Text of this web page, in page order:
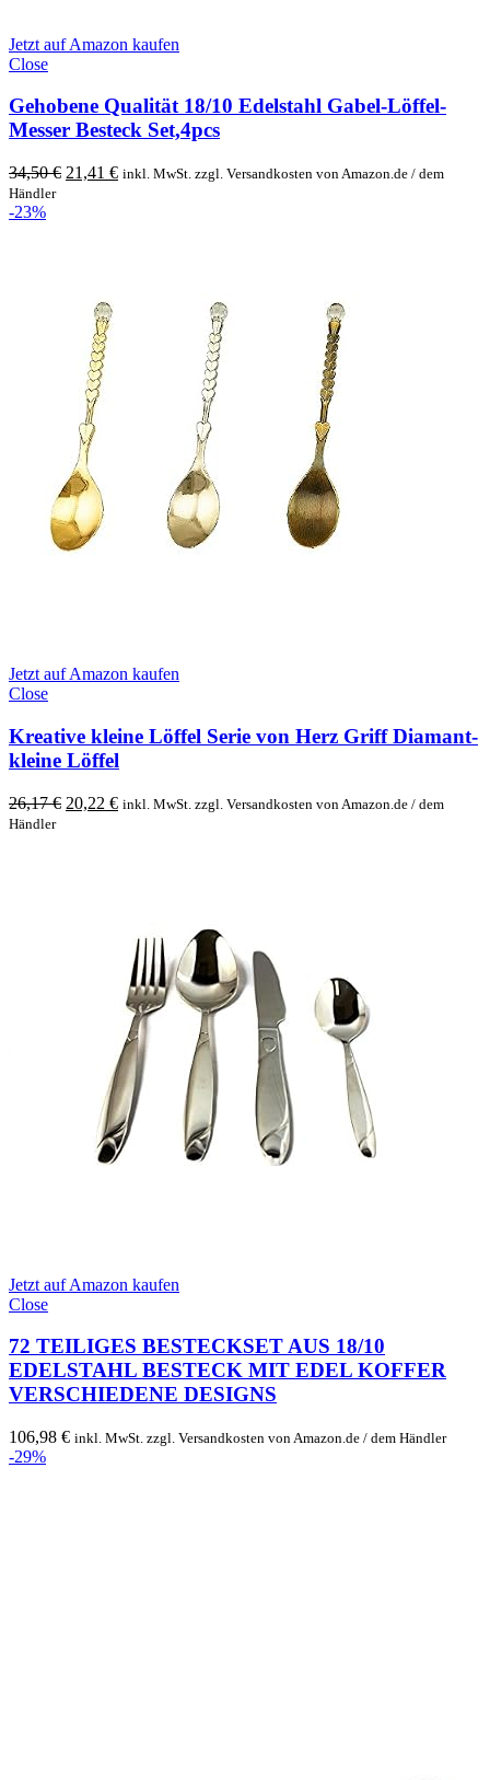
Jetzt auf Amazon kaufen
Close
Gehobene Qualität 18/10 Edelstahl Gabel-Löffel-
Messer Besteck Set,4pcs
34,50€ Original
21,41 €Current
inkl. MwSt. zzgl. Versandkosten von Amazon.de / dem
Händler
-23%
Jetzt auf Amazon kaufen
Close
Kreative kleine Löffel Serie von Herz Griff Diamant-
kleine Löffel
26,17€ Original
20,22 €Current
inkl. MwSt. zzgl. Versandkosten von Amazon.de / dem
Händler
Jetzt auf Amazon kaufen
Close
72 TEILIGES BESTECKSET AUS 18/10
EDELSTAHL BESTECK MIT EDEL KOFFER
VERSCHIEDENE DESIGNS
106,98 € inkl. MwSt. zzgl. Versandkosten von Amazon.de / dem Händler
-29%